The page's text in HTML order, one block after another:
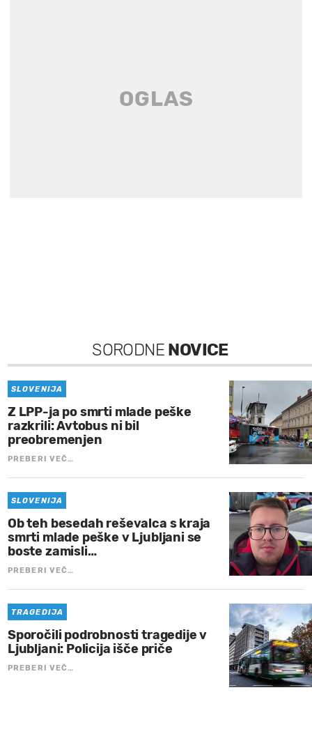
SORODNE NOVICE
SLOVENIJA
Z LPP-ja po smrti mlade peške
razkrili: Avtobus ni bil
preobremenjen
PREBERI VEČ…
SLOVENIJA
Ob teh besedah reševalca s kraja
smrti mlade peške v Ljubljani se
boste zamisli…
PREBERI VEČ…
TRAGEDIJA
Sporočili podrobnosti tragedije v
Ljubljani: Policija išče priče
PREBERI VEČ…